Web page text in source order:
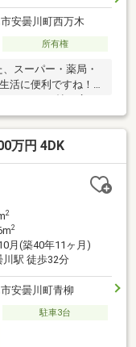
安曇川町西万木
所有権
スーパー・薬局・
活に便利ですね！●
のでリビングダイニ
れぞれ南西側に窓
路と河川があり、
おススメポイント》
曇川店まで約670ｍ
ディオ安曇川店ま
万円 4DK
2
2
月(築40年11ヶ月)
駅 徒歩32分
安曇川町青柳
駐車3台